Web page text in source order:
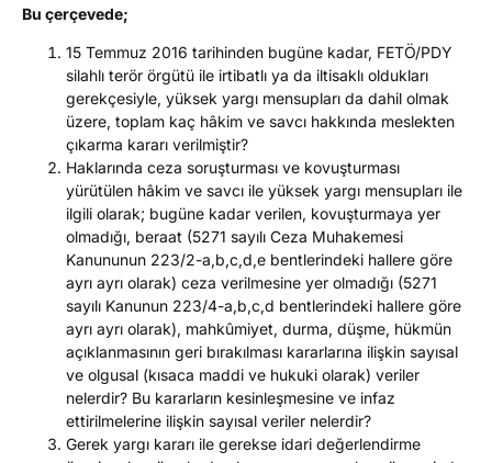
Bu çerçevede;
15 Temmuz 2016 tarihinden bugüne kadar, FETÖ/PDY
silahlı terör örgütü ile irtibatlı ya da iltisaklı oldukları
gerekçesiyle, yüksek yargı mensupları da dahil olmak
üzere, toplam kaç hâkim ve savcı hakkında meslekten
çıkarma kararı verilmiştir?
Haklarında ceza soruşturması ve kovuşturması
yürütülen hâkim ve savcı ile yüksek yargı mensupları ile
ilgili olarak; bugüne kadar verilen, kovuşturmaya yer
olmadığı, beraat (5271 sayılı Ceza Muhakemesi
Kanununun 223/2-a,b,c,d,e bentlerindeki hallere göre
ayrı ayrı olarak) ceza verilmesine yer olmadığı (5271
sayılı Kanunun 223/4-a,b,c,d bentlerindeki hallere göre
ayrı ayrı olarak), mahkûmiyet, durma, düşme, hükmün
açıklanmasının geri bırakılması kararlarına ilişkin sayısal
ve olgusal (kısaca maddi ve hukuki olarak) veriler
nelerdir? Bu kararların kesinleşmesine ve infaz
ettirilmelerine ilişkin sayısal veriler nelerdir?
Gerek yargı kararı ile gerekse idari değerlendirme